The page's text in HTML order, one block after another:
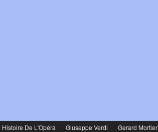
Histoire De L'Opéra Giuseppe Verdi Gerard Mortier